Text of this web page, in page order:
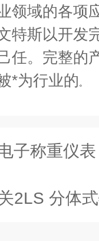
领域的各项
特斯以开发
任。完整的
*为行业的 。
子称重仪表
2LS 分体